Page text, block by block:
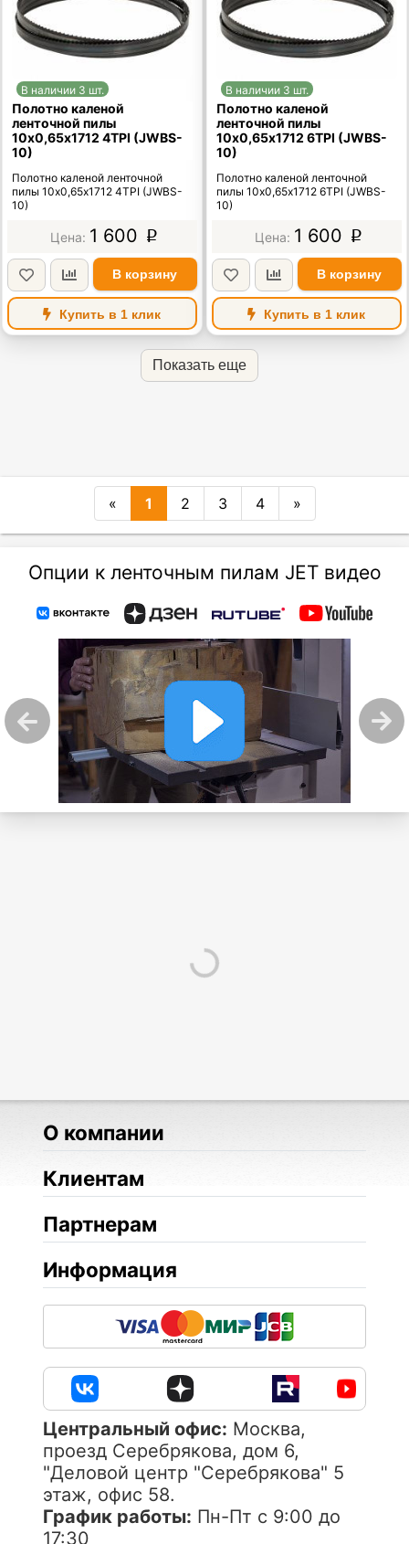
В наличии 3 шт.
Полотно каленой
ленточной пилы
10х0,65х1712 4TPI (JWBS-
10)
Полотно каленой ленточной
пилы 10х0,65х1712 4TPI (JWBS-
10)
1 600 p
В корзину
Купить в 1 клик
В наличии 3 шт.
Полотно каленой
ленточной пилы
10х0,65х1712 6TPI (JWBS-
10)
Полотно каленой ленточной
пилы 10х0,65х1712 6TPI (JWBS-
10)
1 600 p
В корзину
Купить в 1 клик
Показать еще
« 1 2 3 4 »
Опции к ленточным пилам JET видео
О компании
Клиентам
Партнерам
Информация
Центральный офис: Москва,
проезд Серебрякова, дом 6,
"Деловой центр "Серебрякова" 5
этаж, офис 58.
График работы: Пн-Пт с 9:00 до
17:30